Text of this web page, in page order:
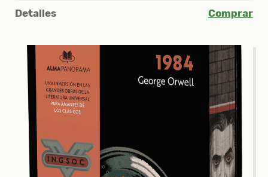
Detalles Comprar